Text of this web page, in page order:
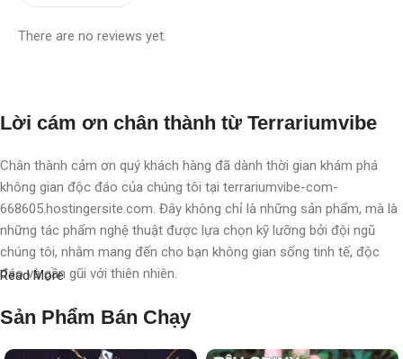
There are no reviews yet.
Lời cám ơn chân thành từ Terrariumvibe
Chân thành cảm ơn quý khách hàng đã dành thời gian khám phá
không gian độc đáo của chúng tôi tại terrariumvibe-com-
668605.hostingersite.com. Đây không chỉ là những sản phẩm, mà là
những tác phẩm nghệ thuật được lựa chọn kỹ lưỡng bởi đội ngũ
chúng tôi, nhằm mang đến cho bạn không gian sống tinh tế, độc
đáo và gần gũi với thiên nhiên.
Với chúng tôi, terrarium không chỉ là nghệ thuật, mà còn là một triết
Read More
Sản Phẩm Bán Chạy